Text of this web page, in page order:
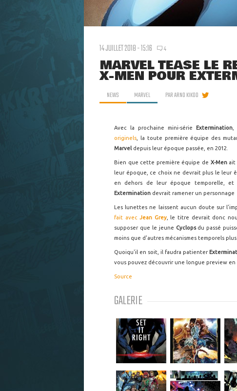
14 JUILLET 2018 - 15:16 4
MARVEL TEASE LE
X-MEN POUR
NEWS MARVEL PARARNO KIKOO
Avec la prochaine mini-série Extermination
originels , la toute première équipe des
Marvel depuis leur époque passée, en 2012.
Bien que cette première équipe de X-Menait
leur époque, ce choix ne devrait plus le leur
en dehors de leur époque temporelle,
Extermination devrait ramener un personnage
Les lunettes ne laissent aucun doute sur
fait avecJean Grey, le titre devrait donc
supposer que le jeune Cyclops du passé
moins que d'autres mécanismes temporels
Quoiqu'il en soit, il faudra patienter
vous pouvez découvrir une longue preview en
Source
GALERIE